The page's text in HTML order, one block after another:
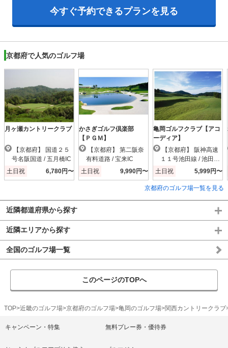
今すぐ予約できるプランを見る
京都府で人気のゴルフ場
月ヶ瀬カントリークラブ
号名阪国道 / 五月橋IC
土日祝
6,780円〜
かさぎゴルフ倶楽部
【ＰＧＭ】
有料道路 / 宝来IC
土日祝
9,990円〜
亀岡ゴルフクラブ【アコ
ーディア】
１１号池田線 / 池田木
部IC
土日祝 5,999円〜
京都府のゴルフ場一覧を見る
近隣都道府県から探す
近隣エリアから探す
全国のゴルフ場一覧
このページのTOPへ
TOP 近畿のゴルフ場 京都府のゴルフ場 亀岡のゴルフ場 関西カントリークラブ
キャンペーン・特集 無料プレー券・優待券